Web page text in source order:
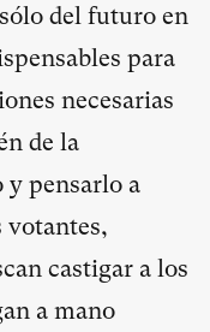
del futuro en
para
necesarias
de la
pensarlo a
votantes,
castigar a los
a mano